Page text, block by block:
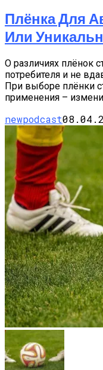
Плёнка Для
Или
О различиях плёнок
потребителя и не
При выборе плёнки
применения –
newpodcast